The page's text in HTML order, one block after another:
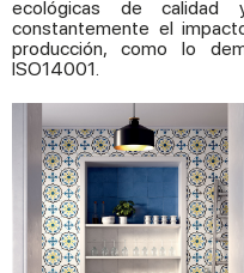
ecológicas de
constantemente el
producción, como lo
ISO14001.